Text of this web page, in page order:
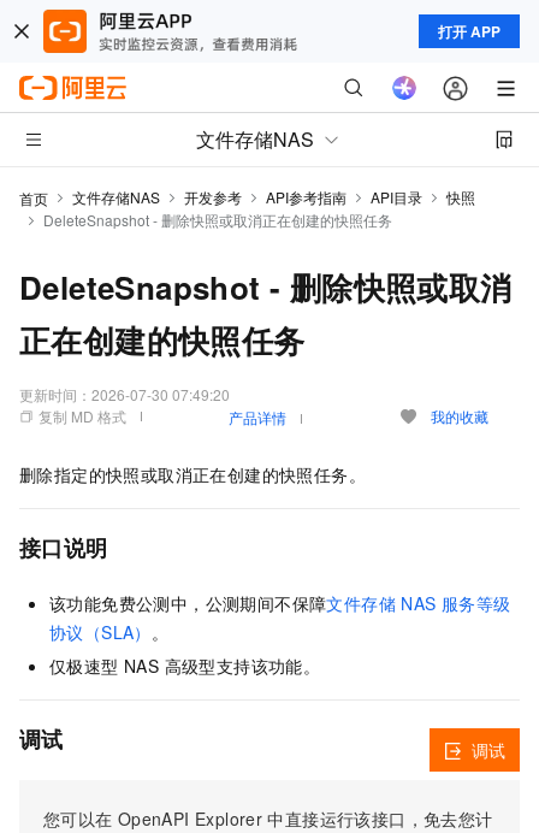
打开 APP
文件存储NAS
首页 文件存储NAS 开发参考 API参考指南 API目录
快照
DeleteSnapshot - 删除快照或取消正在创建的快照任务
DeleteSnapshot - 删除快照或取消
正在创建的快照任务
更新时间： 2026-07-30 07:49:20
复制 MD 格式
产品详情 我的收藏
删除指定的快照或取消正在创建的快照任务。
接口说明
该功能免费公测中，公测期间不保障文件存储 NAS 服务等级
协议（SLA） 。
仅极速型 NAS 高级型支持该功能。
调试
您可以在 OpenAPI Explorer 中直接运行该接口，免去您计
调试